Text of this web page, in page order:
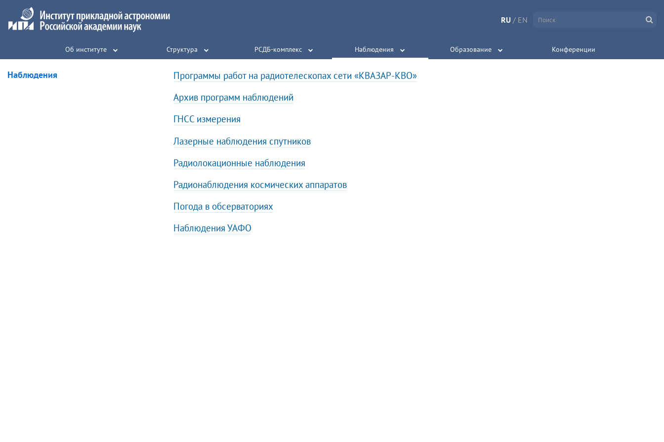
RU / EN
Об институте Структура РСДБ-комплекс Наблюдения Образование Конференции
Наблюдения
Программы работ на радиотелескопах сети «КВАЗАР-КВО»
Архив программ наблюдений
ГНСС измерения
Лазерные наблюдения спутников
Радиолокационные наблюдения
Радионаблюдения космических аппаратов
Погода в обсерваториях
Наблюдения УАФО